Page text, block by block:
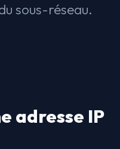
sous-réseau.
adresse IP